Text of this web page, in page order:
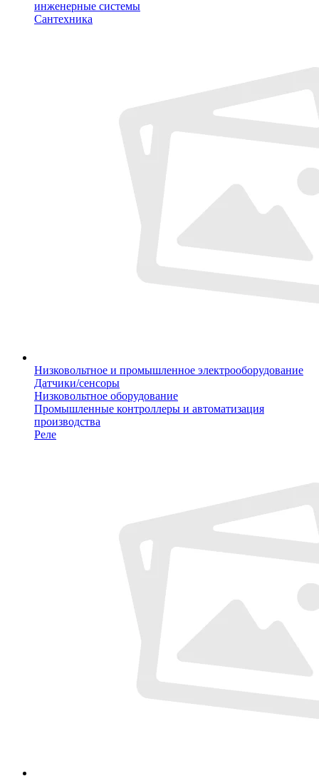
инженерные системы
Сантехника
Низковольтное и промышленное электрооборудование
Датчики/сенсоры
Низковольтное оборудование
Промышленные контроллеры и автоматизация
производства
Реле